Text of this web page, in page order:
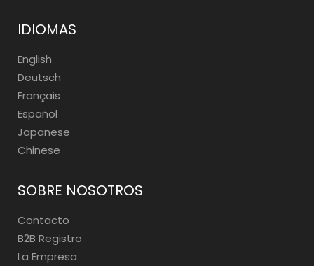
IDIOMAS
English
Deutsch
Français
Español
Japanese
Chinese
SOBRE NOSOTROS
Contacto
B2B Registro
La Empresa